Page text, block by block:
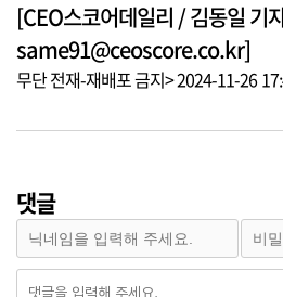
[CEO스코어데일리 / 김동일 기
same91@ceoscore.co.kr]
무단 전재-재배포 금지> 2024-11-26
댓글